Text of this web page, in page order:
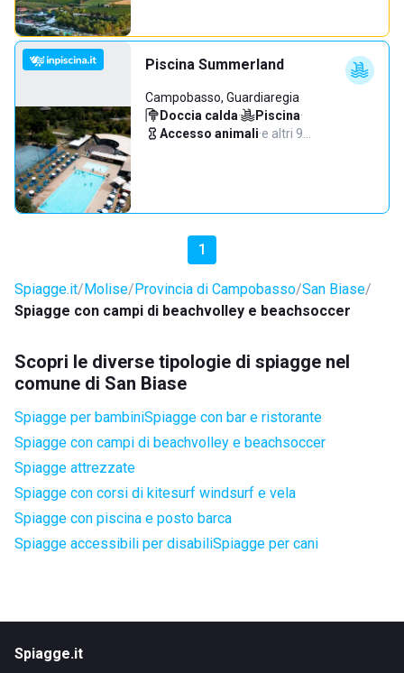
Piscina Summerland
Campobasso, Guardiaregia
Doccia calda· Piscina·
Accesso animali·e altri 9…
1
Spiagge.it Molise Provincia di Campobasso San Biase
Spiagge con campi di beachvolley e beachsoccer
Scopri le diverse tipologie di spiagge nel
comune di San Biase
Spiagge per bambiniSpiagge con bar e ristorante
Spiagge con campi di beachvolley e beachsoccer
Spiagge attrezzate
Spiagge con corsi di kitesurf windsurf e vela
Spiagge con piscina e posto barca
Spiagge accessibili per disabiliSpiagge per cani
Spiagge.it